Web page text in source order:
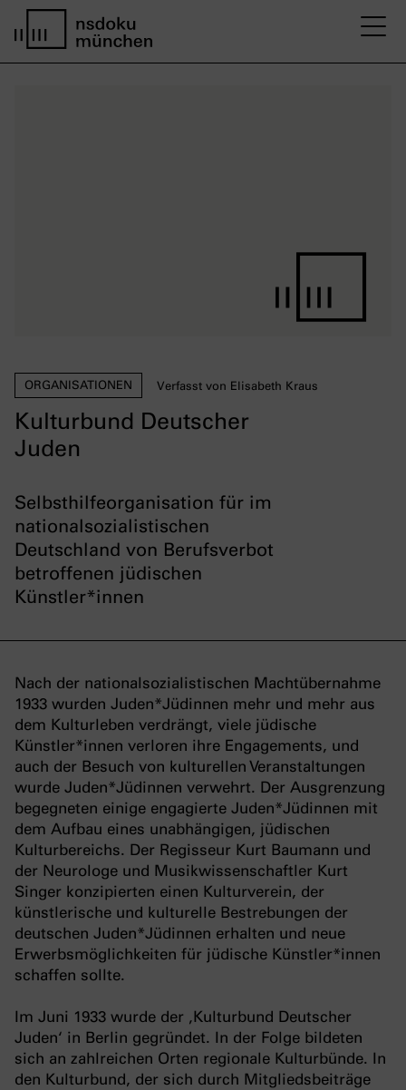
Kulturbund Deutscher
Juden
ORGANISATIONEN Verfasst von Elisabeth Kraus
Selbsthilfeorganisation für im
nationalsozialistischen
Deutschland von Berufsverbot
betroffenen jüdischen
Künstler*innen
Nach der nationalsozialistischen Machtübernahme
1933 wurden Juden*Jüdinnen mehr und mehr aus
dem Kulturleben verdrängt, viele jüdische
Künstler*innen verloren ihre Engagements, und
auch der Besuch von kulturellen Veranstaltungen
wurde Juden*Jüdinnen verwehrt. Der Ausgrenzung
begegneten einige engagierte Juden*Jüdinnen mit
dem Aufbau eines unabhängigen, jüdischen
Kulturbereichs. Der Regisseur Kurt Baumann und
der Neurologe und Musikwissenschaftler Kurt
Singer konzipierten einen Kulturverein, der
künstlerische und kulturelle Bestrebungen der
deutschen Juden*Jüdinnen erhalten und neue
Erwerbsmöglichkeiten für jüdische Künstler*innen
schaffen sollte.
Im Juni 1933 wurde der ‚Kulturbund Deutscher
Juden‘ in Berlin gegründet. In der Folge bildeten
sich an zahlreichen Orten regionale Kulturbünde. In
den Kulturbund, der sich durch Mitgliedsbeiträge